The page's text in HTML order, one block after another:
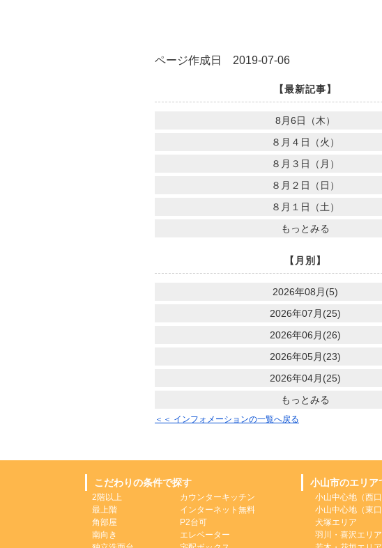
ページ作成日 2019-07-06
【最新記事】
8月6日（木）
８月４日（火）
８月３日（月）
８月２日（日）
８月１日（土）
もっとみる
【月別】
2026年08月(5)
2026年07月(25)
2026年06月(26)
2026年05月(23)
2026年04月(25)
もっとみる
＜＜ インフォメーションの一覧へ戻る
こだわりの条件で探す
2階以上
最上階
角部屋
南向き
カウンターキッチン
インターネット無料
P2台可
エレベーター
小山市のエリア
小山中心地（西
小山中心地（東
犬塚エリア
羽川・喜沢エリア